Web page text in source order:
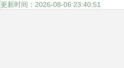
更新时间：2026-08-06 23:40:51